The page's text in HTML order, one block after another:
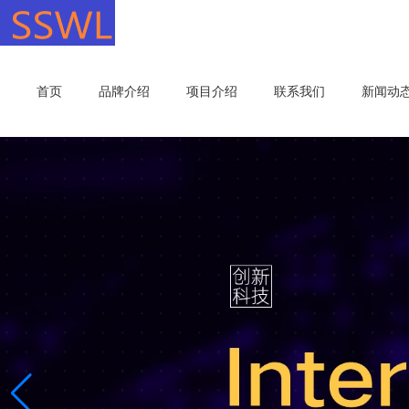
首页 品牌介绍 项目介绍 联系我们 新闻动